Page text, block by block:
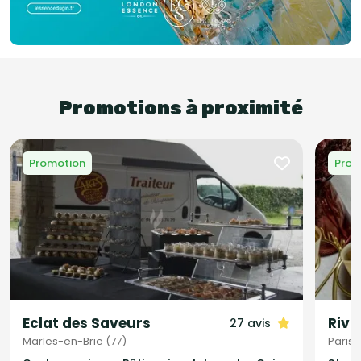
Promotions à proximité
Promotion
Eclat des Saveurs 27 avis
Marles-en-Brie (77)
Paris